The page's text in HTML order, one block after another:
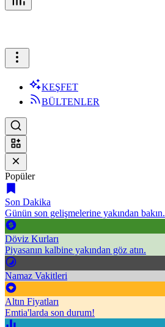
KEŞFET
BÜLTENLER
Popüler
Son Dakika
Günün son gelişmelerine yakından bakın.
Döviz Kurları
Piyasanın kalbine yakından göz atın.
Namaz Vakitleri
Altın Fiyatları
Emtia'larda son durum!